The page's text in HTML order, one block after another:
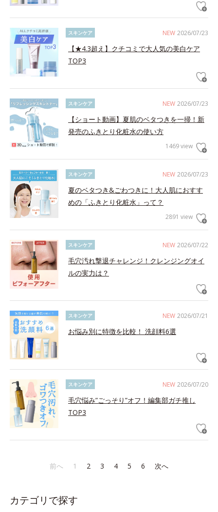
NEW 2026/07/23
スキンケア
【★4.3超え】クチコミで大人気の美白ケア
TOP3
NEW 2026/07/23
スキンケア
【ショート動画】夏肌のベタつきを一掃！新
発売のふきとり化粧水の使い方
1469 view
NEW 2026/07/23
スキンケア
夏のベタつき&ごわつきに！大人肌におすす
めの「ふきとり化粧水」って？
2891 view
NEW 2026/07/22
スキンケア
毛穴汚れ撃退チャレンジ！クレンジングオイ
ルの実力は？
NEW 2026/07/21
スキンケア
お悩み別に特徴を比較！ 洗顔料6選
NEW 2026/07/20
スキンケア
毛穴悩み”ごっそり”オフ！編集部ガチ推し
TOP3
前へ 1 2 3 4 5 6 次へ
カテゴリで探す